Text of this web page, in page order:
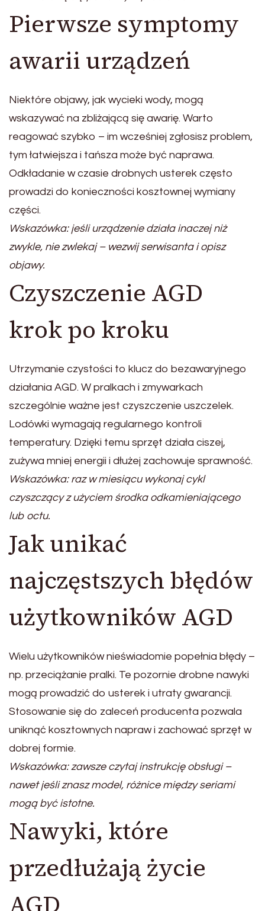
Pierwsze symptomy
awarii urządzeń
Niektóre objawy, jak wycieki wody, mogą
wskazywać na zbliżającą się awarię. Warto
reagować szybko – im wcześniej zgłosisz problem,
tym łatwiejsza i tańsza może być naprawa.
Odkładanie w czasie drobnych usterek często
prowadzi do konieczności kosztownej wymiany
części.
Wskazówka: jeśli urządzenie działa inaczej niż
zwykle, nie zwlekaj – wezwij serwisanta i opisz
objawy.
Czyszczenie AGD
krok po kroku
Utrzymanie czystości to klucz do bezawaryjnego
działania AGD. W pralkach i zmywarkach
szczególnie ważne jest czyszczenie uszczelek.
Lodówki wymagają regularnego kontroli
temperatury. Dzięki temu sprzęt działa ciszej,
zużywa mniej energii i dłużej zachowuje sprawność.
Wskazówka: raz w miesiącu wykonaj cykl
czyszczący z użyciem środka odkamieniającego
lub octu.
Jak unikać
najczęstszych błędów
użytkowników AGD
Wielu użytkowników nieświadomie popełnia błędy –
np. przeciążanie pralki. Te pozornie drobne nawyki
mogą prowadzić do usterek i utraty gwarancji.
Stosowanie się do zaleceń producenta pozwala
uniknąć kosztownych napraw i zachować sprzęt w
dobrej formie.
Wskazówka: zawsze czytaj instrukcję obsługi –
nawet jeśli znasz model, różnice między seriami
mogą być istotne.
Nawyki, które
przedłużają życie
AGD